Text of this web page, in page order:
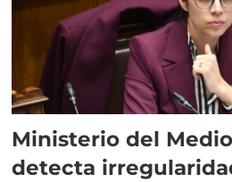
Ministerio del
detecta